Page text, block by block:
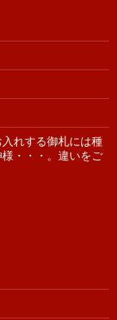
れする御札には種
・・・。違いをご